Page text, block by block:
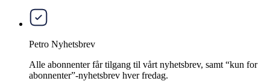
Petro Nyhetsbrev
Alle abonnenter får tilgang til vårt nyhetsbrev, samt “kun for
abonnenter”-nyhetsbrev hver fredag.